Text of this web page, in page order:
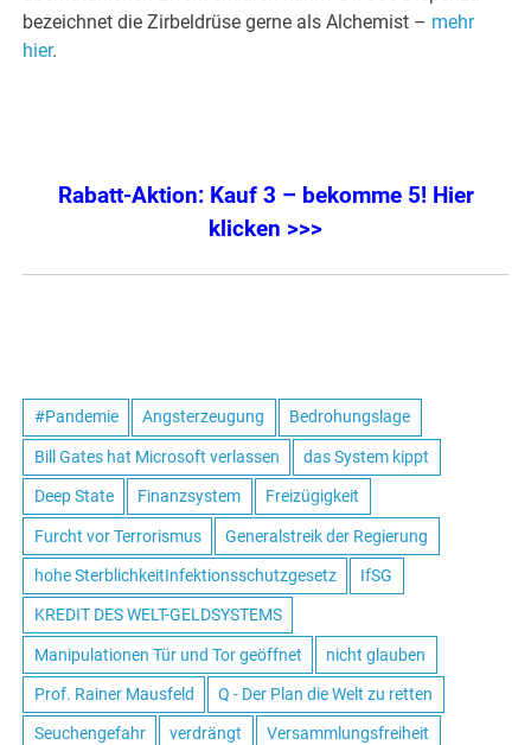
bezeichnet die Zirbeldrüse gerne als Alchemist – mehr
hier.
Rabatt-Aktion: Kauf 3 – bekomme 5! Hier
klicken >>>
#Pandemie Angsterzeugung Bedrohungslage
Bill Gates hat Microsoft verlassen das System kippt
Deep State Finanzsystem Freizügigkeit
Furcht vor Terrorismus Generalstreik der Regierung
hohe SterblichkeitInfektionsschutzgesetz IfSG
KREDIT DES WELT-GELDSYSTEMS
Manipulationen Tür und Tor geöffnet nicht glauben
Prof. Rainer Mausfeld Q - Der Plan die Welt zu retten
Seuchengefahr verdrängt Versammlungsfreiheit